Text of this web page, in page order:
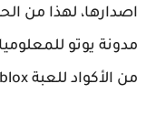
اصدارها، لهذا من
مدونة يوتو
من الأكواد للعبة Roblox فور اصدارها.